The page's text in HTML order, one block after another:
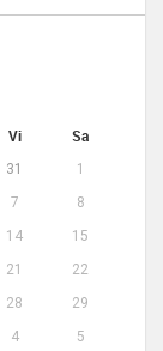
Vi Sa
31
1
7
8
14
15
21
22
28
29
4 5